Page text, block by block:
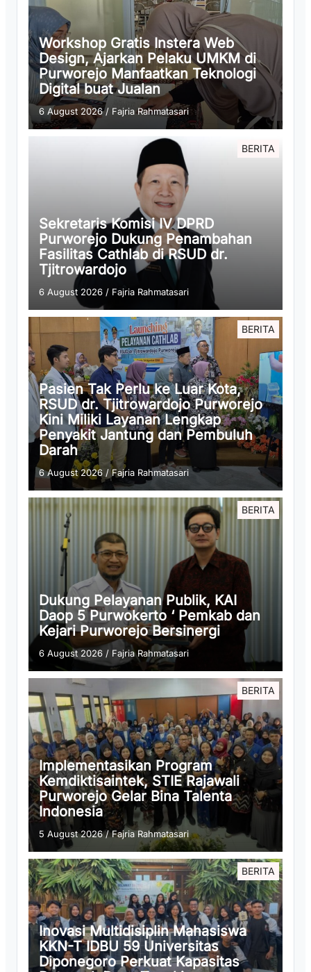
Workshop Gratis Instera Web
Design, Ajarkan Pelaku UMKM di
Purworejo Manfaatkan Teknologi
Digital buat Jualan
6 August 2026/ Fajria Rahmatasari
BERITA
Sekretaris Komisi IV DPRD
Purworejo Dukung Penambahan
Fasilitas Cathlab di RSUD dr.
Tjitrowardojo
6 August 2026 / Fajria Rahmatasari
BERITA
Pasien Tak Perlu ke Luar Kota,
RSUD dr. Tjitrowardojo Purworejo
Kini Miliki Layanan Lengkap
Penyakit Jantung dan Pembuluh
Darah
6 August 2026 /Fajria Rahmatasari
BERITA
Dukung Pelayanan Publik, KAI
Daop 5 Purwokerto ‘ Pemkab dan
Kejari Purworejo Bersinergi
6 August 2026 / Fajria Rahmatasari
BERITA
Implementasikan Program
Kemdiktisaintek, STIE Rajawali
Purworejo Gelar Bina Talenta
Indonesia
5 August 2026/Fajria Rahmatasari
BERITA
Inovasi Multidisiplin Mahasiswa
KKN-T IDBU 59 Universitas
Diponegoro Perkuat Kapasitas